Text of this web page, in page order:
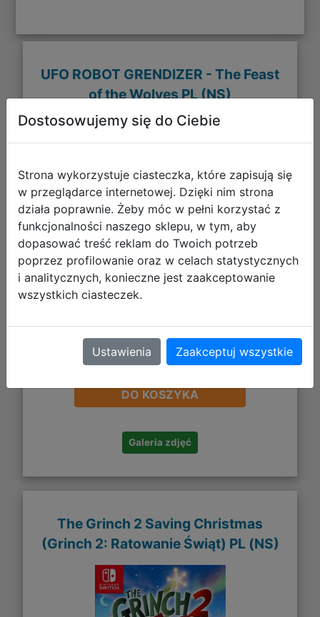
UFO ROBOT GRENDIZER - The Feast
of the Wolves PL (NS)
129,90 zł
DO KOSZYKA
Galeria zdjęć
The Grinch 2 Saving Christmas
(Grinch 2: Ratowanie Świąt) PL (NS)
Dostosowujemy się do Ciebie
Strona wykorzystuje ciasteczka, które zapisują się
w przeglądarce internetowej. Dzięki nim strona
działa poprawnie. Żeby móc w pełni korzystać z
funkcjonalności naszego sklepu, w tym, aby
dopasować treść reklam do Twoich potrzeb
poprzez profilowanie oraz w celach statystycznych
i analitycznych, konieczne jest zaakceptowanie
wszystkich ciasteczek.
Ustawienia Zaakceptuj wszystkie